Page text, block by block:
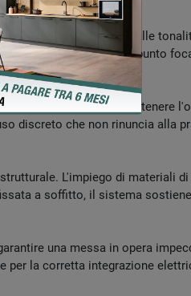
La selezione spazia dalle
o diventi un audace punto
di uso quotidiano e mantenere
discreto che non rinuncia alla
L'impiego di materiali
a soffitto, il sistema
una messa in opera
la corretta integrazione